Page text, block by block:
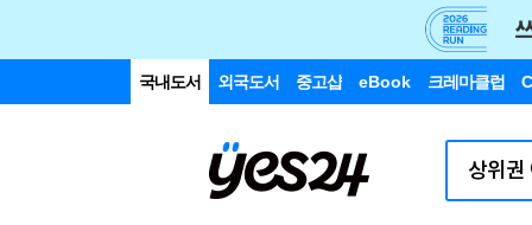
국내도서 외국도서 중고샵 eBook 크레마클럽